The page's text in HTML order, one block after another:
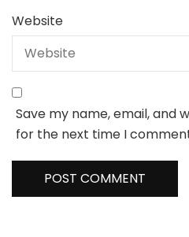
Website
Save my name, email, and
for the next time I